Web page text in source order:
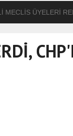
MECLİS ÜYELERİ